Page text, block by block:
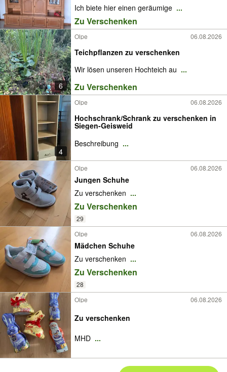
Ich biete hier einen geräumige ...
Zu Verschenken
6
Olpe 06.08.2026
Teichpflanzen zu verschenken
Wir lösen unseren Hochteich au ...
Zu Verschenken
4
Olpe 06.08.2026
Hochschrank/Schrank zu verschenken in
Siegen-Geisweid
Beschreibung ...
Olpe 06.08.2026
Jungen Schuhe
Zu verschenken ...
Zu Verschenken
29
Olpe
06.08.2026
Mädchen Schuhe
Zu verschenken ...
Zu Verschenken
28
Olpe
06.08.2026
Zu verschenken
MHD ...